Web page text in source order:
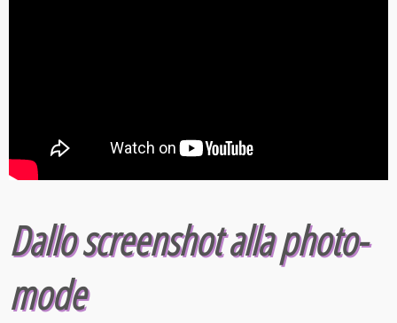
Dallo screenshot alla photo-
mode